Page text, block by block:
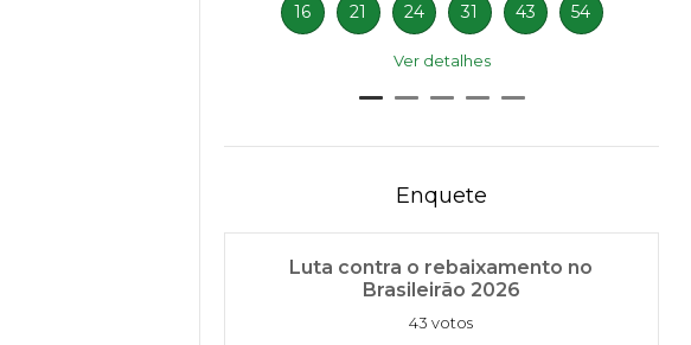
16 21 24 31 43 54
Ver detalhes
Enquete
Luta contra o rebaixamento no
Brasileirão 2026
43 votos